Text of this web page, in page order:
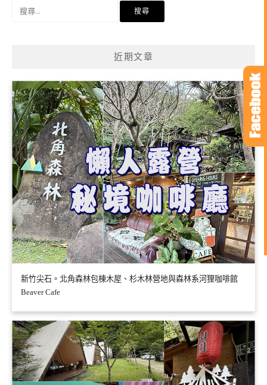
近期文章
新竹尖石。北角森林包棟木屋、杉木林營地與森林系河狸咖啡館
Beaver Cafe